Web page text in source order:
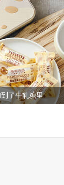
了牛轧糖里